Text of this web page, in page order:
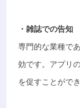
・雑誌での告知
専門的な業種で
効です。アプリ
を促すことができ